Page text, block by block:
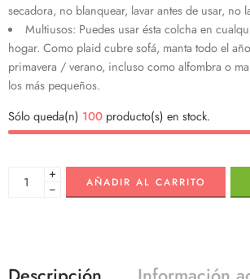
secadora, no blanquear, lavar antes de usar, no
Multiusos: Puedes usar ésta colcha en
hogar. Como plaid cubre sofá, manta todo el
primavera / verano, incluso como alfombra o
los más pequeños.
Sólo queda(n) 100 producto(s) en stock.
+
−
AÑADIR AL CARRITO